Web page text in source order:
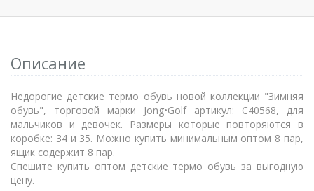
Описание
Недорогие детские термо обувь новой коллекции "Зимняя
обувь", торговой марки Jong•Golf артикул: C40568, для
мальчиков и девочек. Размеры которые повторяются в
коробке: 34 и 35. Можно купить минимальным оптом 8 пар,
ящик содержит 8 пар.
Спешите купить оптом детские термо обувь за выгодную
цену.